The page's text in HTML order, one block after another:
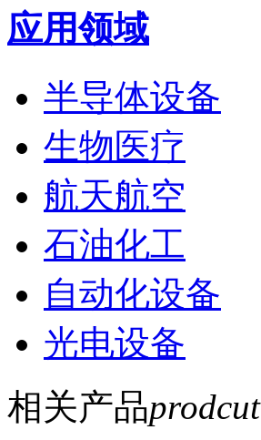
应用领域
半导体设备
生物医疗
航天航空
石油化工
自动化设备
光电设备
相关产品prodcut